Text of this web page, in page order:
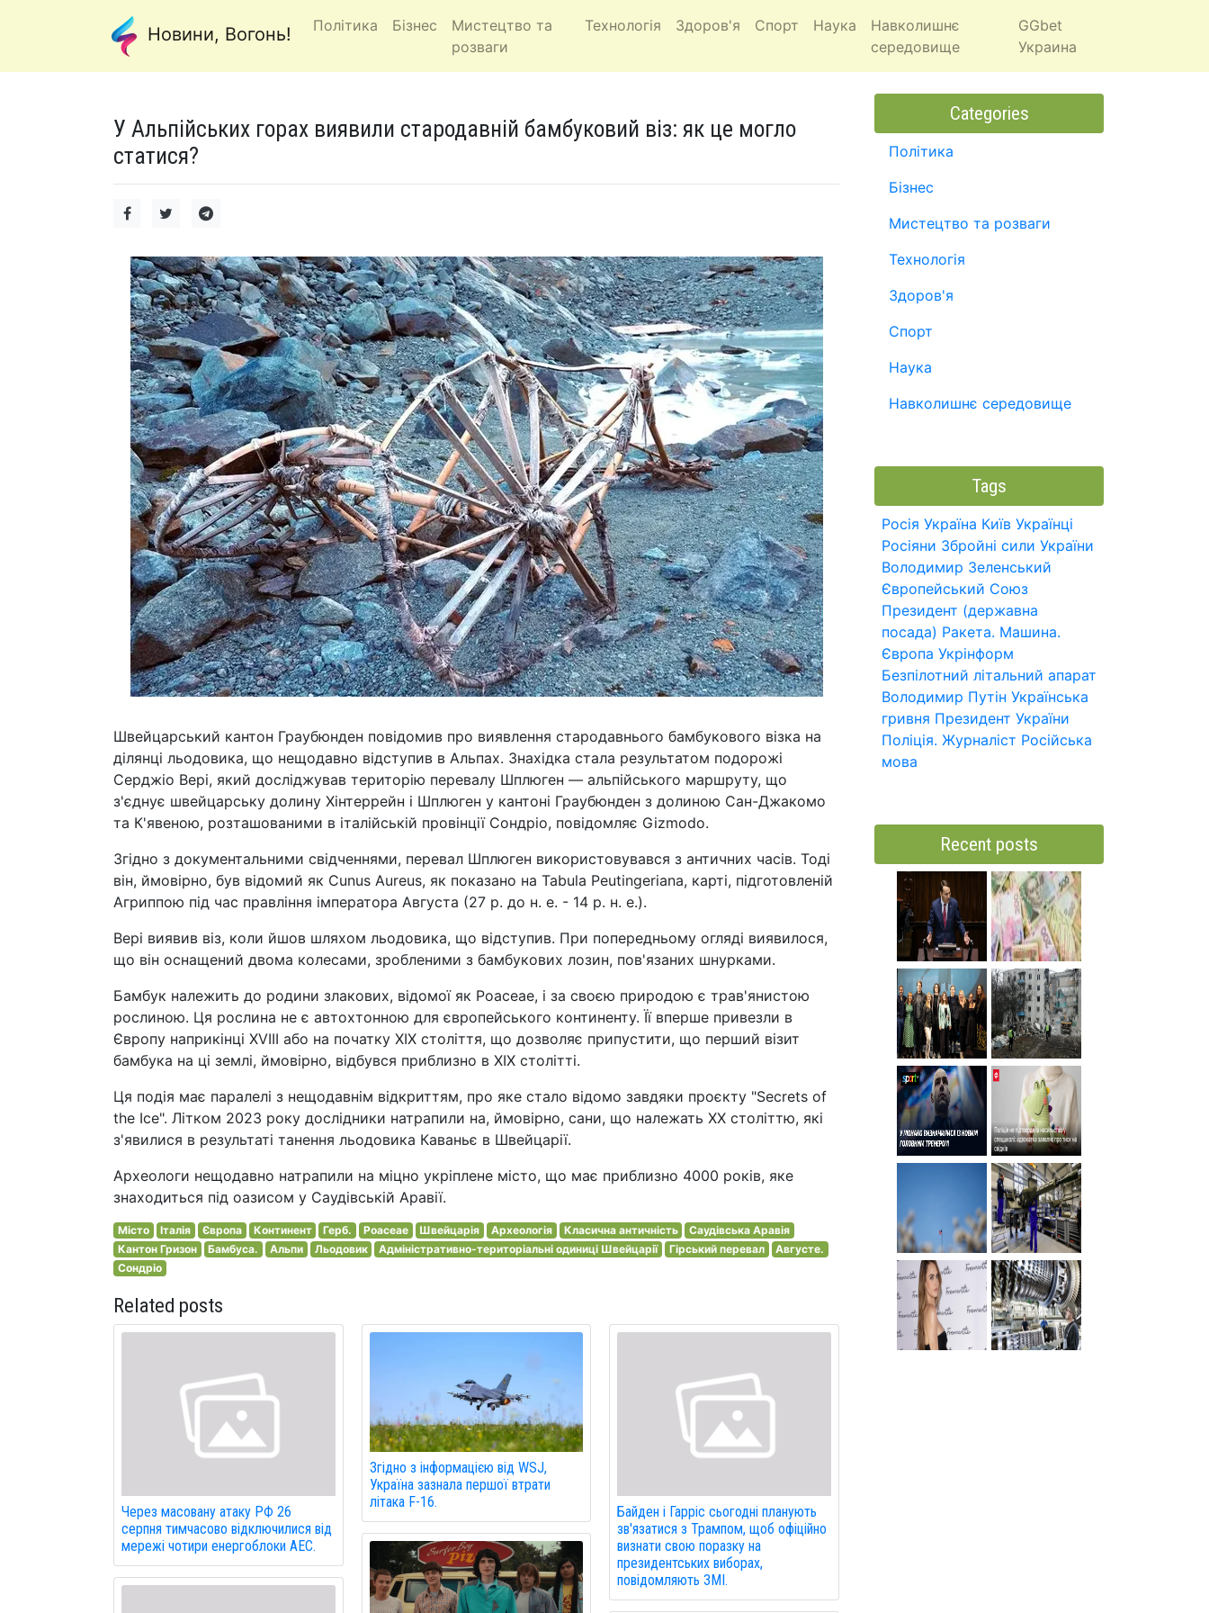
Новини, Вогонь! Політика Бізнес
Мистецтво та
розваги
Технологія Здоров'я Спорт Наука
Навколишнє
середовище
GGbet
Украина
У Альпійських горах виявили стародавній бамбуковий віз: як це могло
статися?
Швейцарський кантон Граубюнден повідомив про виявлення стародавнього бамбукового візка на
ділянці льодовика, що нещодавно відступив в Альпах. Знахідка стала результатом подорожі
Серджіо Вері, який досліджував територію перевалу Шплюген — альпійського маршруту, що
з'єднує швейцарську долину Хінтеррейн і Шплюген у кантоні Граубюнден з долиною Сан-Джакомо
та К'явеною, розташованими в італійській провінції Сондріо, повідомляє Gizmodo.
Згідно з документальними свідченнями, перевал Шплюген використовувався з античних часів. Тоді
він, ймовірно, був відомий як Cunus Aureus, як показано на Tabula Peutingeriana, карті, підготовленій
Агриппою під час правління імператора Августа (27 р. до н. е. - 14 р. н. е.).
Вері виявив віз, коли йшов шляхом льодовика, що відступив. При попередньому огляді виявилося,
що він оснащений двома колесами, зробленими з бамбукових лозин, пов'язаних шнурками.
Бамбук належить до родини злакових, відомої як Poaceae, і за своєю природою є трав'янистою
рослиною. Ця рослина не є автохтонною для європейського континенту. Її вперше привезли в
Європу наприкінці XVIII або на початку XIX століття, що дозволяє припустити, що перший візит
бамбука на ці землі, ймовірно, відбувся приблизно в ХІХ столітті.
Ця подія має паралелі з нещодавнім відкриттям, про яке стало відомо завдяки проєкту "Secrets of
the Ice". Літком 2023 року дослідники натрапили на, ймовірно, сани, що належать ХХ століттю, які
з'явилися в результаті танення льодовика Каваньє в Швейцарії.
Археологи нещодавно натрапили на міцно укріплене місто, що має приблизно 4000 років, яке
знаходиться під оазисом у Саудівській Аравії.
Місто Італія Європа Континент Герб. Poaceae Швейцарія Археологія Класична античність
Саудівська Аравія
Кантон Гризон
Бамбуса. Альпи Льодовик Адміністративно-територіальні одиниці Швейцарії Гірський перевал
Августе.
Сондріо
Related posts
Через масовану атаку РФ 26
серпня тимчасово відключилися від
мережі чотири енергоблоки АЕС.
Згідно з інформацією від WSJ,
Україна зазнала першої втрати
літака F-16.
Байден і Гарріс сьогодні планують
зв'язатися з Трампом, щоб офіційно
визнати свою поразку на
президентських виборах,
повідомляють ЗМІ.
Categories
Політика
Бізнес
Мистецтво та розваги
Технологія
Здоров'я
Спорт
Наука
Навколишнє середовище
Tags
Росія Україна Київ Українці
Росіяни Збройні сили України
Володимир Зеленський
Європейський Союз
Президент (державна
посада) Ракета. Машина.
Європа Укрінформ
Безпілотний літальний апарат
Володимир Путін Українська
гривня Президент України
Поліція. Журналіст Російська
мова
Recent posts